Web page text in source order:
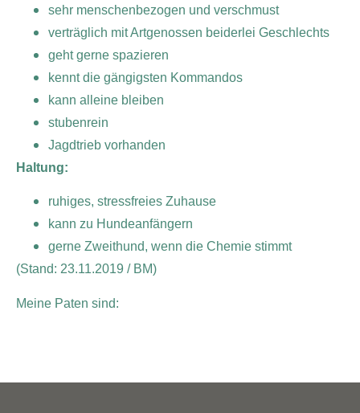
sehr menschenbezogen und verschmust
verträglich mit Artgenossen beiderlei Geschlechts
geht gerne spazieren
kennt die gängigsten Kommandos
kann alleine bleiben
stubenrein
Jagdtrieb vorhanden
Haltung:
ruhiges, stressfreies Zuhause
kann zu Hundeanfängern
gerne Zweithund, wenn die Chemie stimmt
(Stand: 23.11.2019 / BM)
Meine Paten sind: